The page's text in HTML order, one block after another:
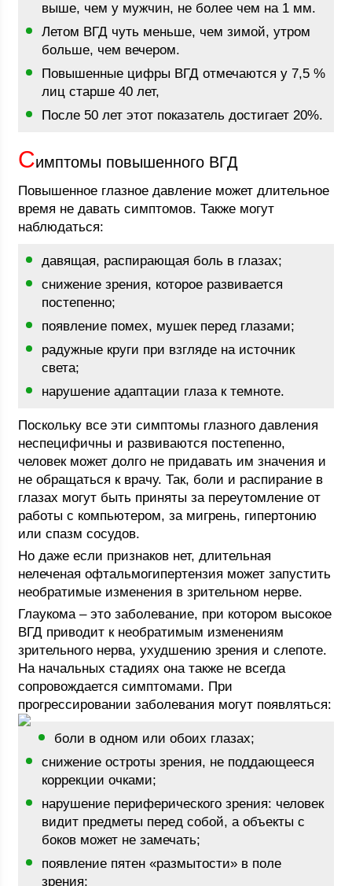
выше, чем у мужчин, не более чем на 1 мм.
Летом ВГД чуть меньше, чем зимой, утром
больше, чем вечером.
Повышенные цифры ВГД отмечаются у 7,5 %
лиц старше 40 лет,
После 50 лет этот показатель достигает 20%.
Симптомы повышенного ВГД
Повышенное глазное давление может длительное
время не давать симптомов. Также могут
наблюдаться:
давящая, распирающая боль в глазах;
снижение зрения, которое развивается
постепенно;
появление помех, мушек перед глазами;
радужные круги при взгляде на источник
света;
нарушение адаптации глаза к темноте.
Поскольку все эти симптомы глазного давления
неспецифичны и развиваются постепенно,
человек может долго не придавать им значения и
не обращаться к врачу. Так, боли и распирание в
глазах могут быть приняты за переутомление от
работы с компьютером, за мигрень, гипертонию
или спазм сосудов.
Но даже если признаков нет, длительная
нелеченая офтальмогипертензия может запустить
необратимые изменения в зрительном нерве.
Глаукома – это заболевание, при котором высокое
ВГД приводит к необратимым изменениям
зрительного нерва, ухудшению зрения и слепоте.
На начальных стадиях она также не всегда
сопровождается симптомами. При
прогрессировании заболевания могут появляться:
боли в одном или обоих глазах;
снижение остроты зрения, не поддающееся
коррекции очками;
нарушение периферического зрения: человек
видит предметы перед собой, а объекты с
боков может не замечать;
появление пятен «размытости» в поле
зрения;